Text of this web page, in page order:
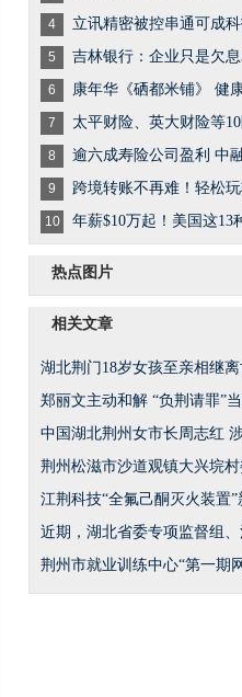
4 立讯精密被控串通可成
5 吉林银行：企业只是欠
6 康年华《硒都米铺》 健
7 太平财险、英大财险等
8 逾六成寿险公司盈利 中
9 跨境转账不再难！轻松
10 年薪$10万起！美国这13
热点图片
相关文章
湖北荆门18岁女孩至亲相继
郑丽文主动和解 “负荆请罪”
中国湖北荆州女市长周志红
荆州松滋市沙道观镇大兴垸
江荆科技“全氟己酮灭火装置
近期，湖北省委专项监督组
荆州市就业训练中心“第一期